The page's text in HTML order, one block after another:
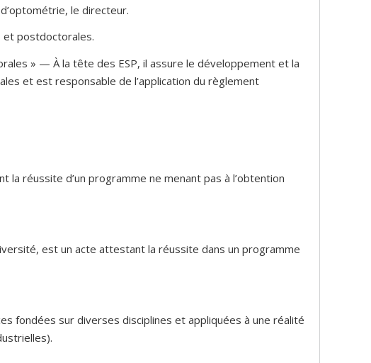
le directeur.
et postdoctorales.
» — À la tête des ESP, il assure le développement et la
et est responsable de l’application du règlement
réussite d’un programme ne menant pas à l’obtention
est un acte attestant la réussite dans un programme
fondées sur diverses disciplines et appliquées à une réalité